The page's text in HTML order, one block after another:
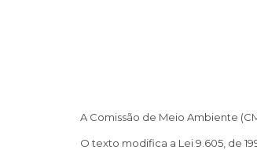
A Comissão de Meio Ambiente
O texto modifica a Lei 9.605, de